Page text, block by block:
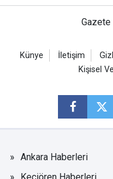
Künye İletişim
Kişisel
Ankara Haberleri